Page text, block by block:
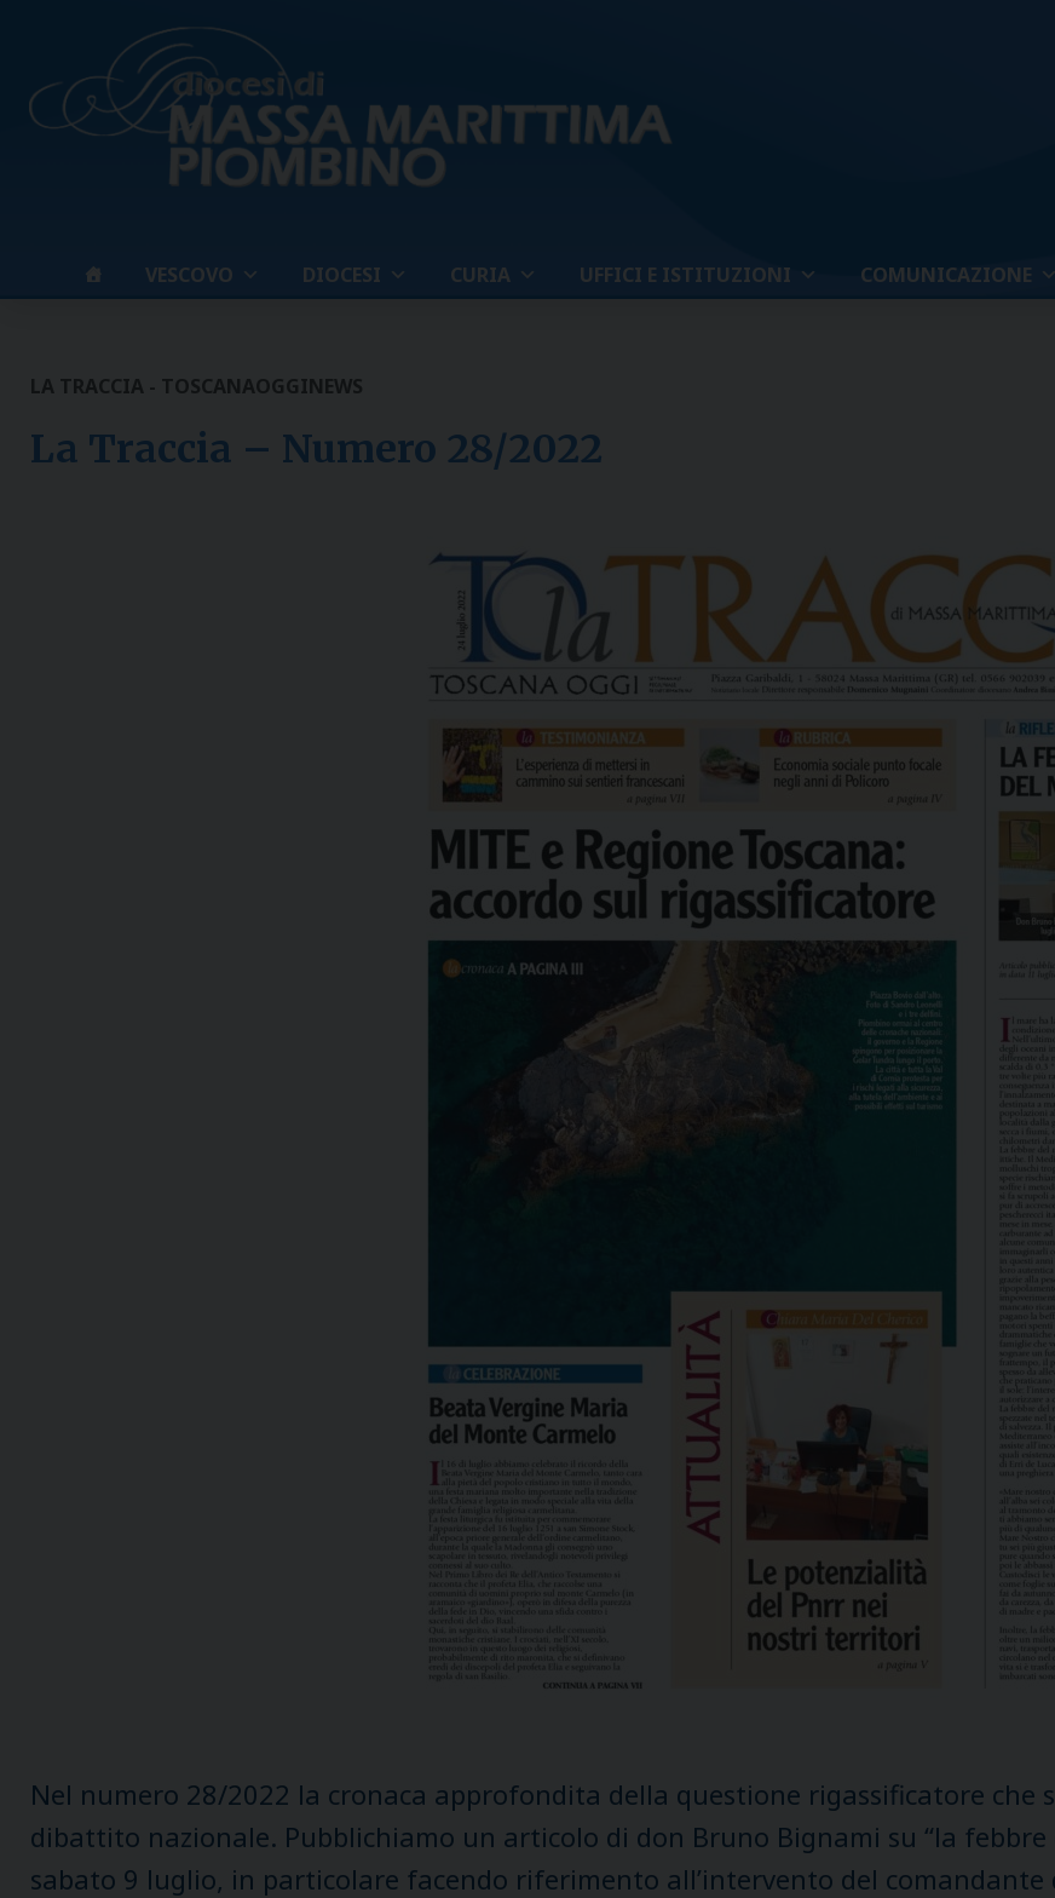
VESCOVO DIOCESI CURIA UFFICI E ISTITUZIONI COMUNICAZIONE
LA TRACCIA - TOSCANAOGGINEWS
La Traccia – Numero 28/2022
Nel numero 28/2022 la cronaca approfondita della questione rigassificatore che
dibattito nazionale. Pubblichiamo un articolo di don Bruno Bignami su “la
sabato 9 luglio, in particolare facendo riferimento all’intervento del